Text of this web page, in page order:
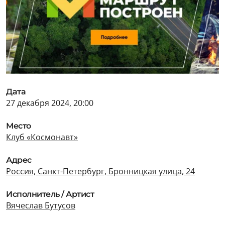
Дата
27 декабря 2024, 20:00
Место
Клуб «Космонавт»
Адрес
Россия, Санкт-Петербург, Бронницкая улица, 24
Исполнитель / Артист
Вячеслав Бутусов